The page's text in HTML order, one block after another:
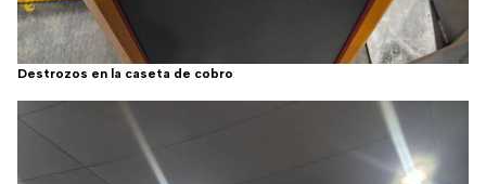
Destrozos en la caseta de cobro